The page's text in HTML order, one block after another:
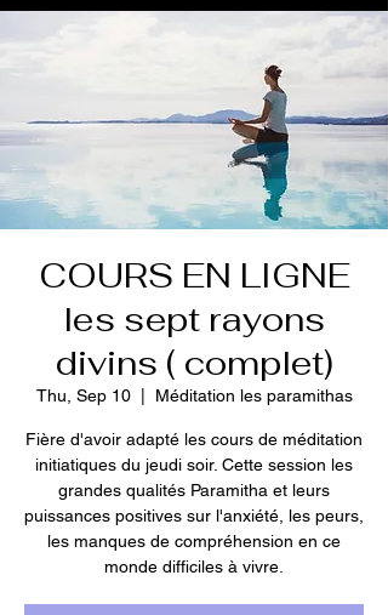
COURS EN LIGNE
les sept rayons
divins ( complet)
Thu, Sep 10
  |
Méditation les paramithas
Fière d'avoir adapté les cours de méditation
initiatiques du jeudi soir. Cette session les
grandes qualités Paramitha et leurs
puissances positives sur l'anxiété, les peurs,
les manques de compréhension en ce
monde difficiles à vivre.